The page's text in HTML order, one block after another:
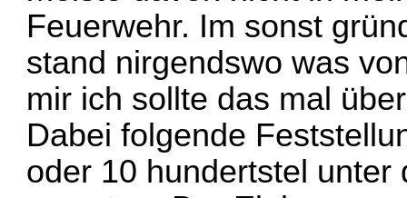
Feuerwehr. Im sonst
stand nirgendswo was
mir ich sollte das mal
Dabei folgende
oder 10 hundertstel unter